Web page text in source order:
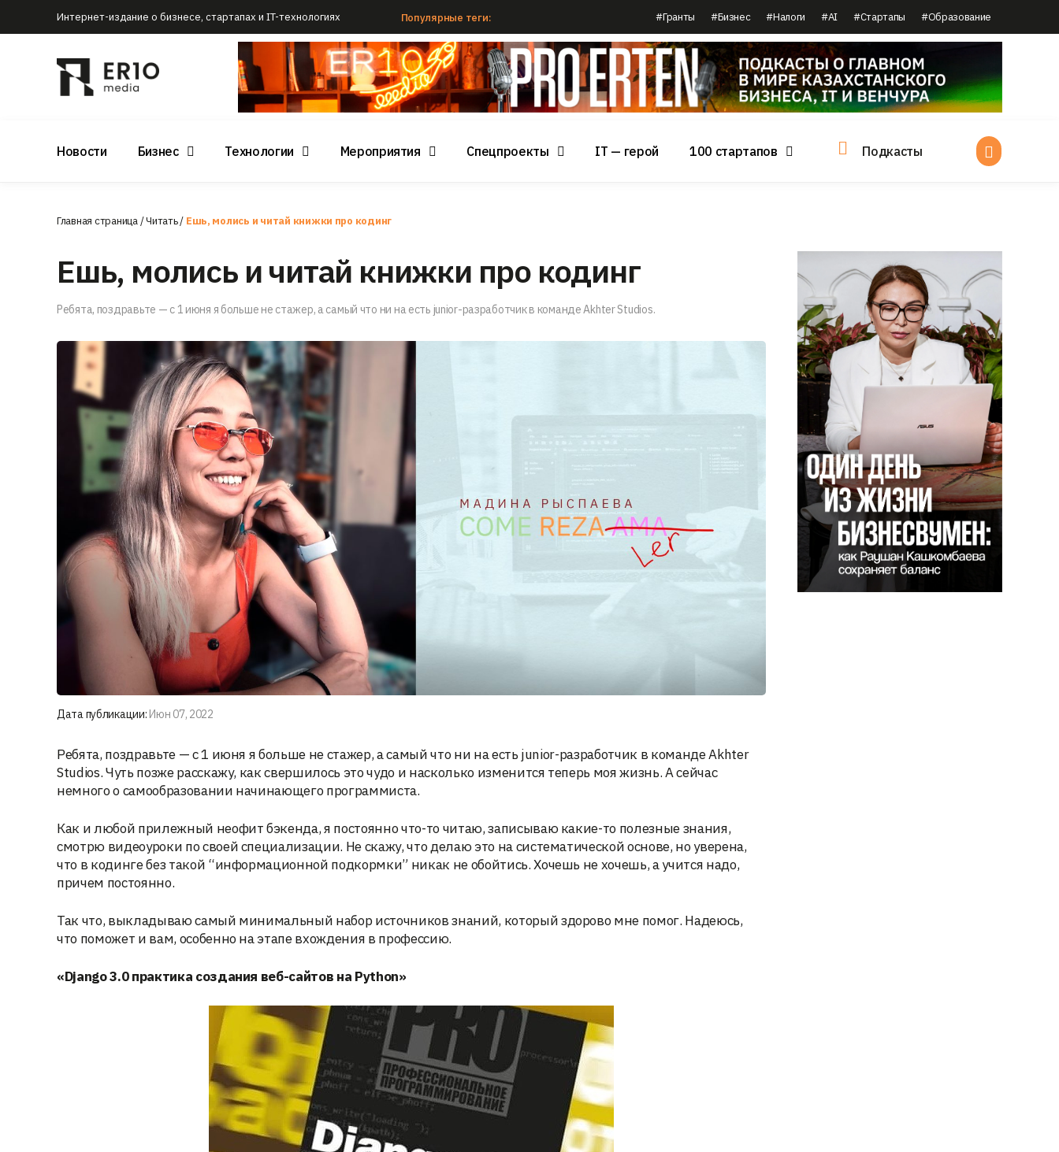
Интернет-издание о бизнесе, стартапах и IT-технологиях Популярные теги: #Гранты #Бизнес #Налоги #AI #Стартапы #Образование
Новости Бизнес Технологии Мероприятия Спецпроекты IT — герой 100 стартапов Подкасты
Главная страница/Читать/ Ешь, молись и читай книжки про кодинг
Ешь, молись и читай книжки про кодинг
Ребята, поздравьте — с 1 июня я больше не стажер, а самый что ни на есть junior-разработчик в команде Akhter Studios.
Дата публикации: Июн 07, 2022
Ребята, поздравьте — с 1 июня я больше не стажер, а самый что ни на есть junior-разработчик в команде Akhter
Studios. Чуть позже расскажу, как свершилось это чудо и насколько изменится теперь моя жизнь. А сейчас
немного о самообразовании начинающего программиста.
Как и любой прилежный неофит бэкенда, я постоянно что-то читаю, записываю какие-то полезные знания,
смотрю видеоуроки по своей специализации. Не скажу, что делаю это на систематической основе, но уверена,
что в кодинге без такой “информационной подкормки” никак не обойтись. Хочешь не хочешь, а учится надо,
причем постоянно.
Так что, выкладываю самый минимальный набор источников знаний, который здорово мне помог. Надеюсь,
что поможет и вам, особенно на этапе вхождения в профессию.
«Django 3.0 практика создания веб-сайтов на Python»